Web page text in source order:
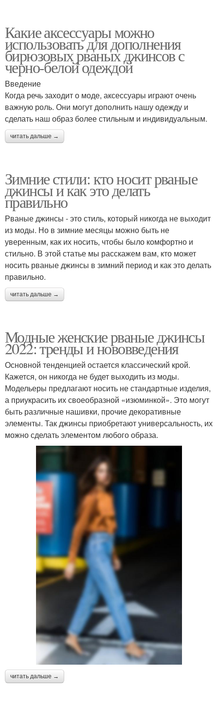
Какие аксессуары можно
использовать для дополнения
бирюзовых рваных джинсов с
черно-белой одеждой
Введение
Когда речь заходит о моде, аксессуары играют очень
важную роль. Они могут дополнить нашу одежду и
сделать наш образ более стильным и индивидуальным.
читать дальше →
Зимние стили: кто носит рваные
джинсы и как это делать
правильно
Рваные джинсы - это стиль, который никогда не выходит
из моды. Но в зимние месяцы можно быть не
уверенным, как их носить, чтобы было комфортно и
стильно. В этой статье мы расскажем вам, кто может
носить рваные джинсы в зимний период и как это делать
правильно.
читать дальше →
Модные женские рваные джинсы
2022: тренды и нововведения
Основной тенденцией остается классический крой.
Кажется, он никогда не будет выходить из моды.
Модельеры предлагают носить не стандартные изделия,
а приукрасить их своеобразной «изюминкой». Это могут
быть различные нашивки, прочие декоративные
элементы. Так джинсы приобретают универсальность, их
можно сделать элементом любого образа.
читать дальше →